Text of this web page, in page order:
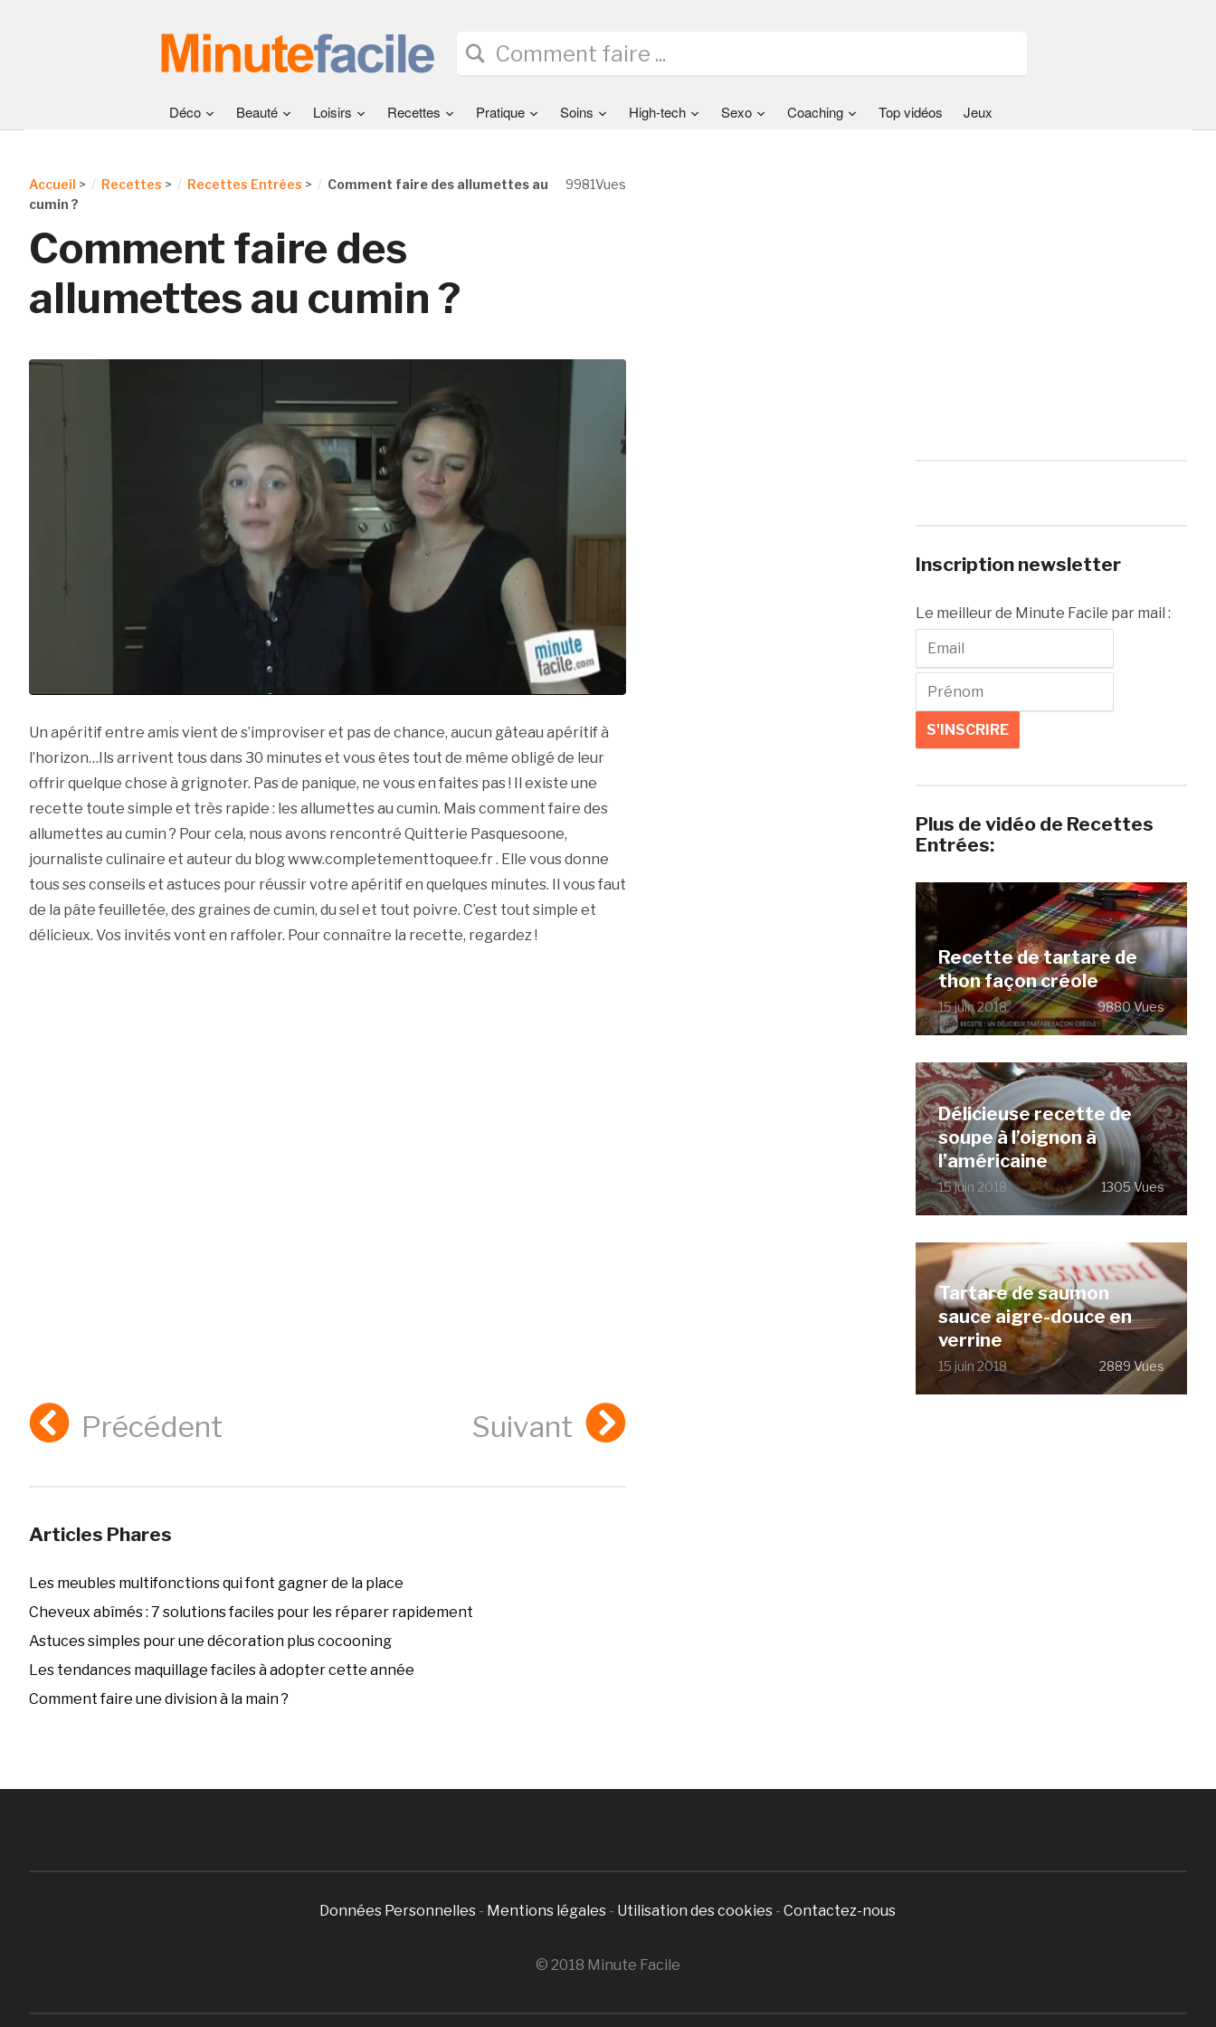
Déco Beauté Loisirs Recettes Pratique Soins High-tech Sexo Coaching Top vidéos Jeux
9981Vues
Accueil > Recettes > Recettes Entrées >
Comment faire des allumettes au
cumin ?
Comment faire des
allumettes au cumin ?
Un apéritif entre amis vient de s’improviser et pas de chance, aucun gâteau apéritif à
l’horizon…Ils arrivent tous dans 30 minutes et vous êtes tout de même obligé de leur
offrir quelque chose à grignoter. Pas de panique, ne vous en faites pas ! Il existe une
recette toute simple et très rapide : les allumettes au cumin. Mais comment faire des
allumettes au cumin ? Pour cela, nous avons rencontré Quitterie Pasquesoone,
journaliste culinaire et auteur du blog www.completementtoquee.fr . Elle vous donne
tous ses conseils et astuces pour réussir votre apéritif en quelques minutes. Il vous faut
de la pâte feuilletée, des graines de cumin, du sel et tout poivre. C’est tout simple et
délicieux. Vos invités vont en raffoler. Pour connaître la recette, regardez !
Précédent Suivant
Articles Phares
Les meubles multifonctions qui font gagner de la place
Cheveux abîmés : 7 solutions faciles pour les réparer rapidement
Astuces simples pour une décoration plus cocooning
Les tendances maquillage faciles à adopter cette année
Comment faire une division à la main ?
Inscription newsletter
Le meilleur de Minute Facile par mail :
Plus de vidéo de Recettes
Entrées:
Recette de tartare de
thon façon créole
15 juin 2018 9880 Vues
Délicieuse recette de
soupe à l’oignon à
l’américaine
15 juin 2018 1305 Vues
Tartare de saumon
sauce aigre-douce en
verrine
15 juin 2018 2889 Vues
Données Personnelles - Mentions légales - Utilisation des cookies -Contactez-nous
© 2018 Minute Facile